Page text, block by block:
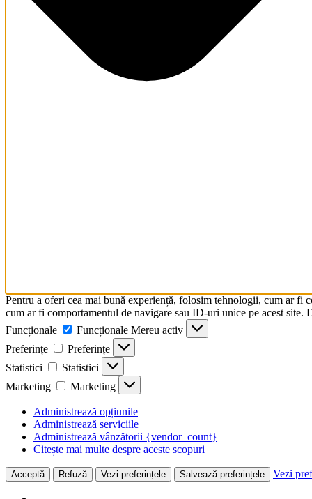
Pentru a oferi cea mai bună experiență, folosim tehnologii, cum ar fi
cum ar fi comportamentul de navigare sau ID-uri unice pe acest
Funcționale
Funcționale Mereu activ
Preferințe
Preferințe
Statistici
Statistici
Marketing
Marketing
Administrează opțiunile
Administrează serviciile
Administrează vânzătorii {vendor_count}
Citește mai multe despre aceste scopuri
Acceptă Refuză Vezi preferințele Salvează preferințele Vezi